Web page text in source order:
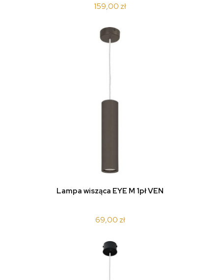
159,00 zł
Lampa wisząca EYE M 1pł VEN
69,00 zł